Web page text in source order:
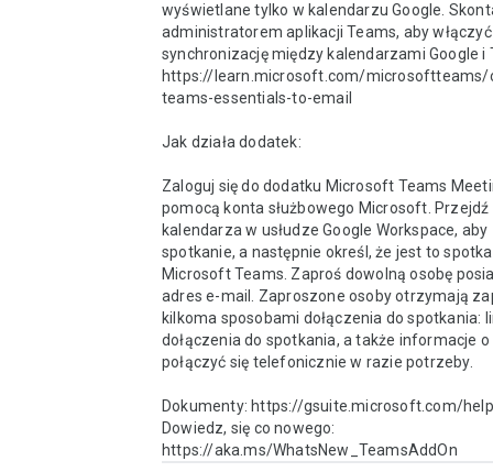
wyświetlane tylko w kalendarzu Google.
administratorem aplikacji Teams, aby włączyć
synchronizację między kalendarzami Google i
https://learn.microsoft.com/microsoftteams/
teams-essentials-to-email
Jak działa dodatek:
Zaloguj się do dodatku Microsoft Teams
pomocą konta służbowego Microsoft. Przejdź
kalendarza w usłudze Google Workspace,
spotkanie, a następnie określ, że jest to
Microsoft Teams. Zaproś dowolną osobę
adres e-mail. Zaproszone osoby otrzymają
kilkoma sposobami dołączenia do spotkania:
dołączenia do spotkania, a także informacje
połączyć się telefonicznie w razie potrzeby.
Dokumenty: https://gsuite.microsoft.com/
Dowiedz, się co nowego:
https://aka.ms/WhatsNew_TeamsAddOn